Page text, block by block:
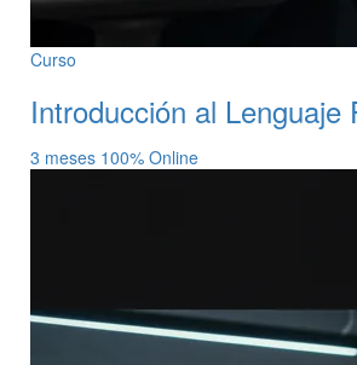
Curso
Introducción al Lenguaje
3 meses 100% Online